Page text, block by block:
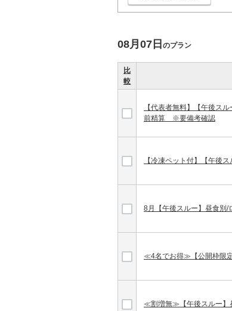
08月07日 のプラン
比
較
【代表者無料】【午後ス
前精算 ※要備考確認
【冷凍ペット付】【午後
8月【午後スルー】昼食別/
≪4名でお得≫【公開枠限定
≪割増無≫【午後スルー】